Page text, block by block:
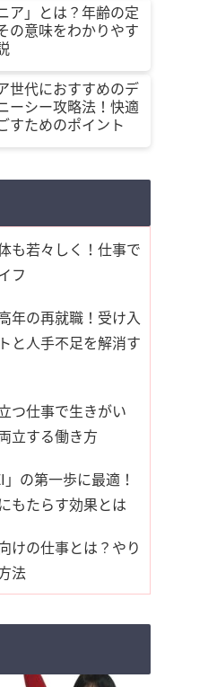
ア」とは？年齢の定
の意味をわかりやす
世代におすすめのデ
ーシー攻略法！快適
すためのポイント
も若々しく！仕事で
フ
年の再就職！受け入
と人手不足を解消す
つ仕事で生きがい
立する働き方
」の第一歩に最適！
もたらす効果とは
けの仕事とは？やり
法